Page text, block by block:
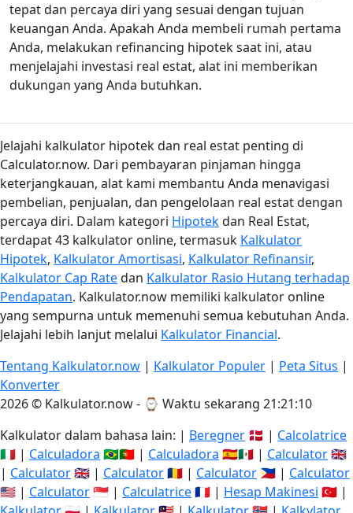
tepat dan percaya diri yang sesuai dengan tujuan
keuangan Anda. Apakah Anda membeli rumah pertama
Anda, melakukan refinancing hipotek saat ini, atau
menjelajahi investasi real estat, alat ini memberikan
dukungan yang Anda butuhkan.
Jelajahi kalkulator hipotek dan real estat penting di
Calculator.now. Dari pembayaran pinjaman hingga
keterjangkauan, alat kami membantu Anda menavigasi
pembelian, penjualan, dan pengelolaan real estat dengan
percaya diri. Dalam kategori Hipotekdan Real Estat,
terdapat 43 kalkulator online, termasuk Kalkulator
Hipotek, Kalkulator Amortisasi, Kalkulator Refinansir,
Kalkulator Cap Ratedan Kalkulator Rasio Hutang terhadap
Pendapatan. Kalkulator.now memiliki kalkulator online
yang sempurna untuk memenuhi semua kebutuhan Anda.
Jelajahi lebih lanjut melalui Kalkulator Financial.
Tentang Kalkulator.now | Kalkulator Populer | Peta Situs |
Konverter
2026 © Kalkulator.now - ⌚ Waktu sekarang 21:21:10
Kalkulator dalam bahasa lain: | Beregner 🇩🇰 | Calcolatrice
🇮🇹 | Calculadora 🇧🇷🇵🇹 | Calculadora 🇪🇸🇲🇽 | Calculator🇬🇧
| Calculator🇬🇧 | Calculator🇷🇴 | Calculator 🇵🇭 | Calculator
🇺🇸 | Calculator🇸🇬 | Calculatrice🇫🇷 | Hesap Makinesi 🇹🇷 |